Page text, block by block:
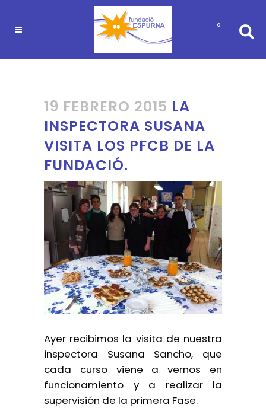
0
19 FEBRERO 2015 LA
INSPECTORA SUSANA
VISITA LOS PFCB DE LA
FUNDACIÓ.
Ayer recibimos la visita de nuestra
inspectora Susana Sancho, que
cada curso viene a vernos en
funcionamiento y a realizar la
supervisión de la primera Fase.